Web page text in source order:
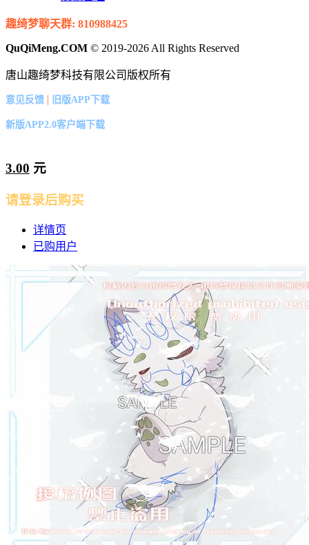
趣绮梦聊天群: 810988425
QuQiMeng.COM © 2019-2026 All Rights Reserved
唐山趣绮梦科技有限公司版权所有
意见反馈 | 旧版APP下载
新版APP2.0客户端下载
3.00 元
请登录后购买
详情页
已购用户